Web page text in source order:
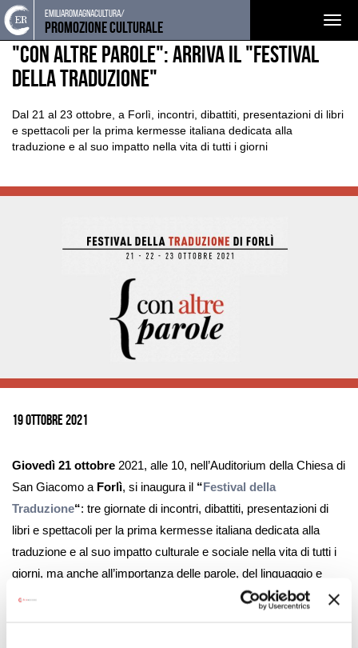
Torna
alla
home
Cerca
nel
sito
Salta
ai
contenuti
Salta
al
menu
principale
emiliaromagnacultura/
Promozione Culturale
EVENTI E NEWS NOTIZIE
"Con altre parole": arriva il "Festival
della Traduzione"
Dal 21 al 23 ottobre, a Forlì, incontri, dibattiti, presentazioni di libri
e spettacoli per la prima kermesse italiana dedicata alla
traduzione e al suo impatto nella vita di tutti i giorni
19 Ottobre 2021
Giovedì 21 ottobre 2021, alle 10, nell’Auditorium della Chiesa di
San Giacomo a Forlì, si inaugura il “Festival della
Traduzione“: tre giornate di incontri, dibattiti, presentazioni di
libri e spettacoli per la prima kermesse italiana dedicata alla
traduzione e al suo impatto culturale e sociale nella vita di tutti i
giorni, ma anche all’importanza delle parole, del linguaggio e
della comunicazione nella società contemporanea (“Con altre